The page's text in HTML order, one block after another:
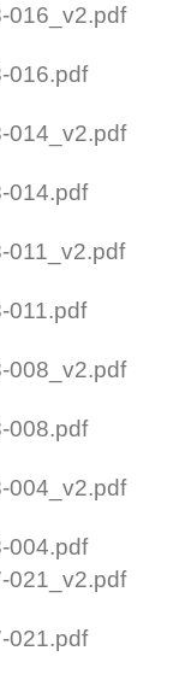
016_v2.pdf
016.pdf
014_v2.pdf
014.pdf
011_v2.pdf
011.pdf
008_v2.pdf
008.pdf
004_v2.pdf
004.pdf
021_v2.pdf
021.pdf